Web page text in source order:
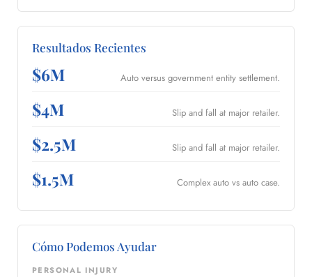
Resultados Recientes
$6M Auto versus government entity settlement.
$4M Slip and fall at major retailer.
$2.5M Slip and fall at major retailer.
$1.5M Complex auto vs auto case.
Cómo Podemos Ayudar
PERSONAL INJURY